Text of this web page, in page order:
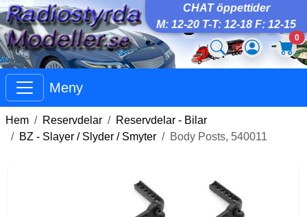
CHAT öppettider
M: 12-20 T-T: 12-18 F: 12-15
0
Meny
Hem Reservdelar
Reservdelar - Bilar
BZ - Slayer / Slyder / Smyter
Body Posts, 540011